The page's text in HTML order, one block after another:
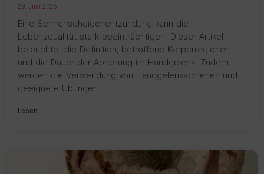
29. Juni 2026
Eine Sehnenscheidenentzündung kann die
Lebensqualität stark beeinträchtigen. Dieser Artikel
beleuchtet die Definition, betroffene Körperregionen
und die Dauer der Abheilung im Handgelenk. Zudem
werden die Verwendung von Handgelenkschienen und
geeignete Übungen
Lesen